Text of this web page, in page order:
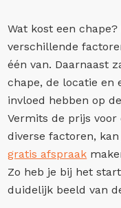
Wat kost een
verschillende
één van. Daarnaast
chape, de locatie en
invloed hebben op
Vermits de prijs
diverse factoren,
gratis afspraak
Zo heb je bij het
duidelijk beeld van